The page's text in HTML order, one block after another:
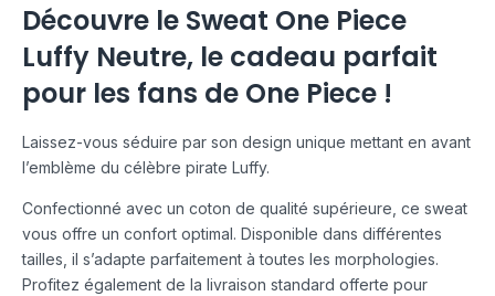
Découvre le Sweat One Piece
Luffy Neutre, le cadeau parfait
pour les fans de One Piece !
Laissez-vous séduire par son design unique mettant en avant
l’emblème du célèbre pirate Luffy.
Confectionné avec un coton de qualité supérieure, ce sweat
vous offre un confort optimal. Disponible dans différentes
tailles, il s’adapte parfaitement à toutes les morphologies.
Profitez également de la livraison standard offerte pour